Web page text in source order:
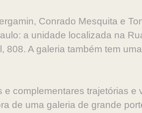
Conrado Mesquita e
a unidade localizada na
808. A galeria também tem
e complementares trajetórias
de uma galeria de grande